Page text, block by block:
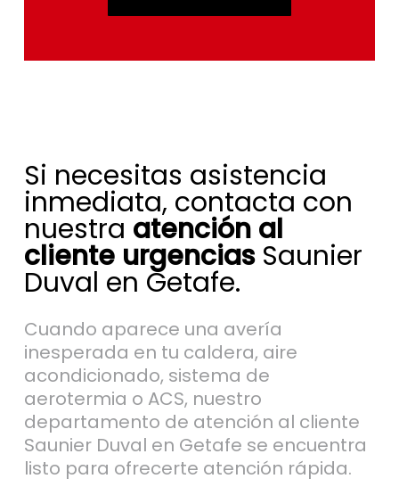
Si necesitas asistencia
inmediata, contacta con
nuestra atención al
cliente urgenciasSaunier
Duval en Getafe.
Cuando aparece una avería
inesperada en tu caldera, aire
acondicionado, sistema de
aerotermia o ACS, nuestro
departamento de atención al cliente
Saunier Duval en Getafe se encuentra
listo para ofrecerte atención rápida.